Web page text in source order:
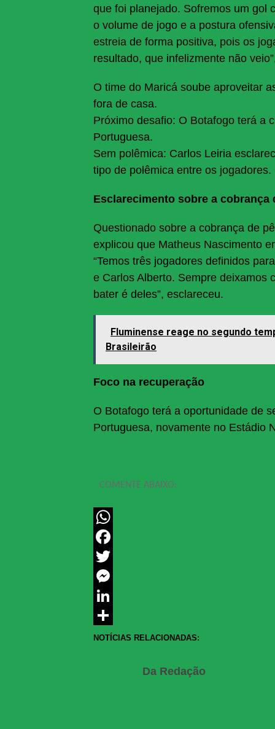
que foi planejado. Sofremos um gol
o volume de jogo e a postura
estreia de forma positiva, pois os
resultado, que infelizmente não
O time do Maricá soube aproveitar
fora de casa.
Próximo desafio: O Botafogo terá a
Portuguesa.
Sem polêmica: Carlos Leiria
tipo de polêmica entre os jogadores.
Esclarecimento sobre a cobrança
Questionado sobre a cobrança de
explicou que Matheus Nascimento
“Temos três jogadores definidos
e Carlos Alberto. Sempre deixamos
bater é deles”, esclareceu.
Fluminense reage no segundo
Brasileirão
Foco na recuperação
O Botafogo terá a oportunidade de
Portuguesa, novamente no Estádio
COMENTE ABAIXO:
WhatsApp
Facebook
Twitter
Messenger
LinkedIn
Share
NOTÍCIAS RELACIONADAS:
Da Redação